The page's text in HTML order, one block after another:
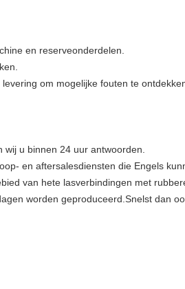
en reserveonderdelen.
om mogelijke fouten te
u binnen 24 uur antwoorden.
en aftersalesdiensten die Engels
van hete lasverbindingen met
worden geproduceerd.Snelst dan